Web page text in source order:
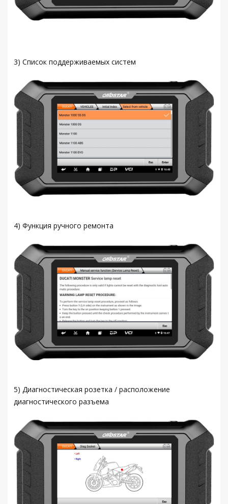
3) Список поддерживаемых систем
4) Функция ручного ремонта
5) Диагностическая розетка / расположение
диагностического разъема